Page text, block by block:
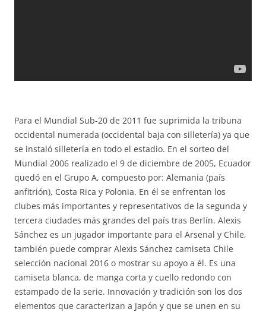
Para el Mundial Sub-20 de 2011 fue suprimida la tribuna
occidental numerada (occidental baja con silletería) ya que
se instaló silletería en todo el estadio. En el sorteo del
Mundial 2006 realizado el 9 de diciembre de 2005, Ecuador
quedó en el Grupo A, compuesto por: Alemania (país
anfitrión), Costa Rica y Polonia. En él se enfrentan los
clubes más importantes y representativos de la segunda y
tercera ciudades más grandes del país tras Berlín. Alexis
Sánchez es un jugador importante para el Arsenal y Chile,
también puede comprar Alexis Sánchez camiseta Chile
selección nacional 2016 o mostrar su apoyo a él. Es una
camiseta blanca, de manga corta y cuello redondo con
estampado de la serie. Innovación y tradición son los dos
elementos que caracterizan a Japón y que se unen en su